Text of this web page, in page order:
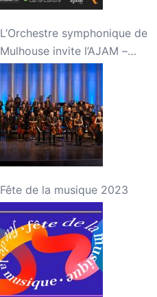
L’Orchestre symphonique de
Mulhouse invite l’AJAM –
Concert « Jeunes talents »
Fête de la musique 2023